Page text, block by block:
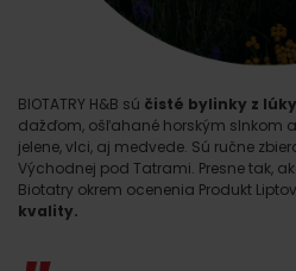
BIOTATRY H&B sú čisté bylinky z
dažďom, ošľahané horským slnkom
jelene, vlci, aj medvede. Sú ručne
Východnej pod Tatrami. Presne tak,
Biotatry okrem ocenenia Produkt
kvality.